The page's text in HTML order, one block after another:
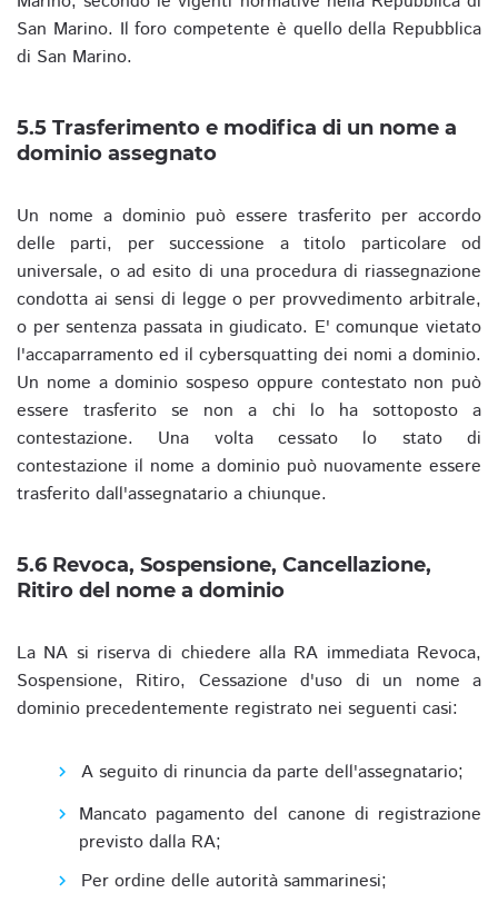
San Marino. Il foro competente è quello della Repubblica
di San Marino.
5.5 Trasferimento e modifica di un nome a
dominio assegnato
Un nome a dominio può essere trasferito per accordo
delle parti, per successione a titolo particolare od
universale, o ad esito di una procedura di riassegnazione
condotta ai sensi di legge o per provvedimento arbitrale,
o per sentenza passata in giudicato. E' comunque vietato
l'accaparramento ed il cybersquatting dei nomi a dominio.
Un nome a dominio sospeso oppure contestato non può
essere trasferito se non a chi lo ha sottoposto a
contestazione. Una volta cessato lo stato di
contestazione il nome a dominio può nuovamente essere
trasferito dall'assegnatario a chiunque.
5.6 Revoca, Sospensione, Cancellazione,
Ritiro del nome a dominio
La NA si riserva di chiedere alla RA immediata Revoca,
Sospensione, Ritiro, Cessazione d'uso di un nome a
dominio precedentemente registrato nei seguenti casi:
A seguito di rinuncia da parte dell'assegnatario;
Mancato pagamento del canone di registrazione
previsto dalla RA;
Per ordine delle autorità sammarinesi;